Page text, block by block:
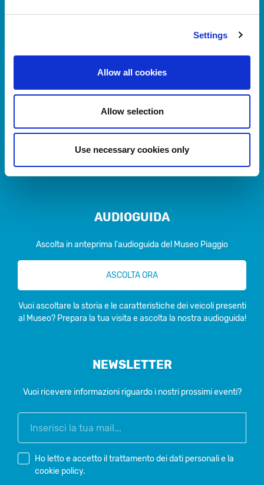
Settings
Allow all cookies
Allow selection
Use necessary cookies only
C.F. 90014900501
+39 0587 27171
museo@museopiaggio.it
AUDIOGUIDA
Ascolta in anteprima l'audioguida del Museo Piaggio
ASCOLTA ORA
Vuoi ascoltare la storia e le caratteristiche dei veicoli presenti
al Museo? Prepara la tua visita e ascolta la nostra audioguida!
NEWSLETTER
Vuoi ricevere informazioni riguardo i nostri prossimi eventi?
Ho letto e accetto iltrattamento dei dati personalie la
cookie policy.